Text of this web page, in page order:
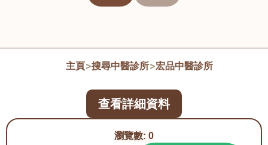
主頁>搜尋中醫診所>宏品中醫診所
瀏覽數: 0
查看詳細資料